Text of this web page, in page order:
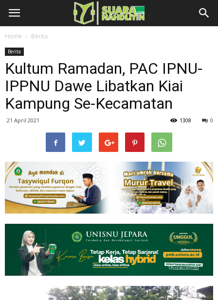
Home Berita
Berita
Kultum Ramadan, PAC IPNU-
IPPNU Dawe Libatkan Kiai
Kampung Se-Kecamatan
21 April 2021 0
1308